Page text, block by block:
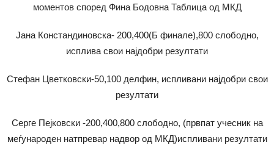
моментов според Фина Бодовна Таблица од МКД
Јана Констандиновска- 200,400(Б финале),800 слободно,
исплива свои најдобри резултати
Стефан Цветковски-50,100 делфин, испливани најдобри свои
резултати
Серге Пејковски -200,400,800 слободно, (првпат учесник на
меѓународен натпревар надвор од МКД)испливани резултати